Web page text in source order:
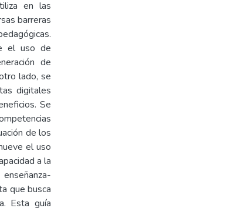
en las
barreras
el uso de
de
lado, se
digitales
Se
de los
el uso
a la
que busca
Esta guía